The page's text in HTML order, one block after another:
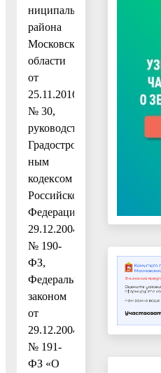
ниципального
района
Московской
области
от
25.11.2016
№ 30,
руководствуясь
Градостроитель-
ным
кодексом
Российской
Федерации
29.12.2004
№ 190-
ФЗ,
Федеральным
законом
от
29.12.2004
№ 191-
ФЗ «О